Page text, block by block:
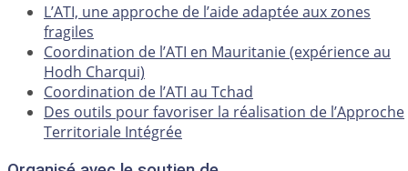
L’ATI, une approche de l’aide adaptée aux zones
fragiles
Coordination de l’ATI en Mauritanie (expérience au
Hodh Charqui)
Coordination de l’ATI au Tchad
Des outils pour favoriser la réalisation de l’Approche
Territoriale Intégrée